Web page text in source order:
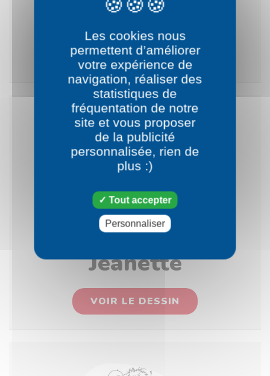
Britanny
VOIR LE DESSIN
Jeanette
VOIR LE DESSIN
Les cookies nous
permettent d’améliorer
votre expérience de
navigation, réaliser des
statistiques de
fréquentation de notre
site et vous proposer
de la publicité
personnalisée, rien de
plus :)
Tout accepter
Personnaliser